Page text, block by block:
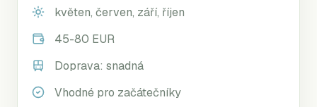
květen, červen, září, říjen
45-80 EUR
Doprava: snadná
Vhodné pro začátečníky